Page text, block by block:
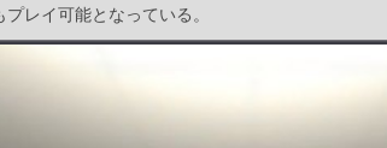
レイ可能となっている。